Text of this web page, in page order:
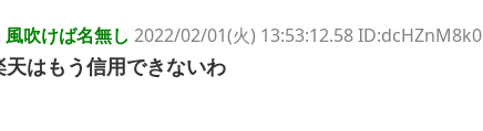
風吹けば名無し 2022/02/01(火) 13:53:12.58 ID:dcHZnM8k0
天はもう信用できないわ